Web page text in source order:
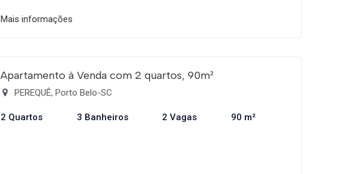
Mais informações
Apartamento à Venda com 2 quartos, 90m²
PEREQUÊ, Porto Belo-SC
2 Quartos 3 Banheiros 2 Vagas 90 m²